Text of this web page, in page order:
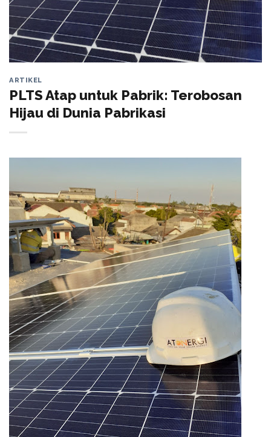
ARTIKEL
PLTS Atap untuk Pabrik: Terobosan
Hijau di Dunia Pabrikasi